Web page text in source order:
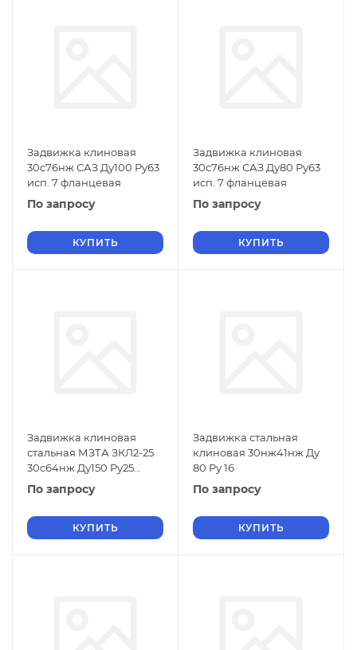
Задвижка клиновая
30с76нж САЗ Ду100 Ру63
исп. 7 фланцевая
По запросу
КУПИТЬ
Задвижка клиновая
30с76нж САЗ Ду80 Ру63
исп. 7 фланцевая
По запросу
КУПИТЬ
Задвижка клиновая
стальная МЗТА ЗКЛ2-25
30с64нж Ду150 Ру25
фланцевая, уплотнение -
металл/металл
По запросу
КУПИТЬ
Задвижка стальная
клиновая 30нж41нж Ду
80 Ру 16
По запросу
КУПИТЬ